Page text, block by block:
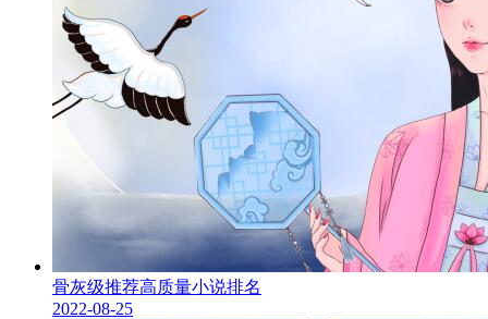
骨灰级推荐高质量小说排名
2022-08-25